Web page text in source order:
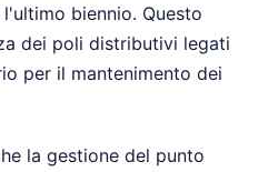
biennio. Questo
dei poli distributivi legati
per il mantenimento dei
la gestione del punto